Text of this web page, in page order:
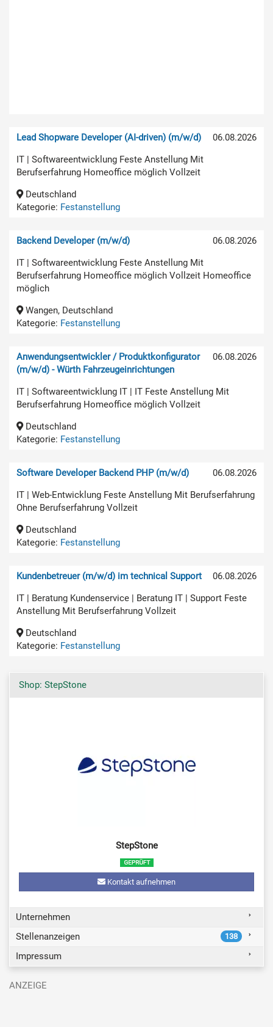
06.08.2026
Lead Shopware Developer (AI-driven) (m/w/d)
IT | Softwareentwicklung Feste Anstellung Mit
Berufserfahrung Homeoffice möglich Vollzeit
Deutschland
Kategorie: Festanstellung
06.08.2026
Backend Developer (m/w/d)
IT | Softwareentwicklung Feste Anstellung Mit
Berufserfahrung Homeoffice möglich Vollzeit Homeoffice
möglich
Wangen, Deutschland
Kategorie: Festanstellung
06.08.2026
Anwendungsentwickler / Produktkonfigurator
(m/w/d) - Würth Fahrzeugeinrichtungen
IT | Softwareentwicklung IT | IT Feste Anstellung Mit
Berufserfahrung Homeoffice möglich Vollzeit
Deutschland
Kategorie: Festanstellung
06.08.2026
Software Developer Backend PHP (m/w/d)
IT | Web-Entwicklung Feste Anstellung Mit Berufserfahrung
Ohne Berufserfahrung Vollzeit
Deutschland
Kategorie: Festanstellung
06.08.2026
Kundenbetreuer (m/w/d) im technical Support
IT | Beratung Kundenservice | Beratung IT | Support Feste
Anstellung Mit Berufserfahrung Vollzeit
Deutschland
Kategorie: Festanstellung
Shop: StepStone
StepStone
Kontakt aufnehmen
Unternehmen
Stellenanzeigen
138
Impressum